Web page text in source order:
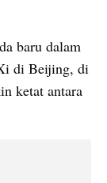
baru dalam
di Beijing, di
ketat antara